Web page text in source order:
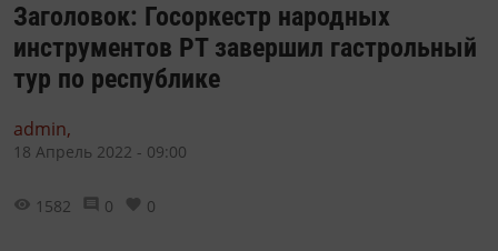
Заголовок: Госоркестр народных
инструментов РТ завершил гастрольный
тур по республике
admin,
18 Апрель 2022 - 09:00
1582 0 0